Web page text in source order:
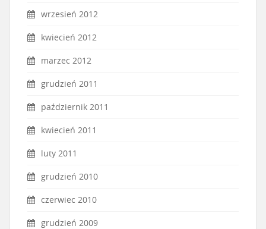
wrzesień 2012
kwiecień 2012
marzec 2012
grudzień 2011
październik 2011
kwiecień 2011
luty 2011
grudzień 2010
czerwiec 2010
grudzień 2009